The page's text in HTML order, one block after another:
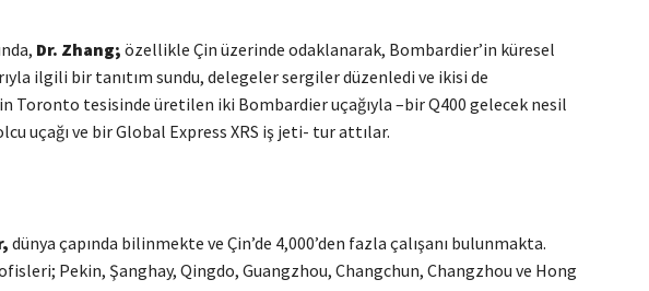
Dr. Zhang; özellikle Çin üzerinde odaklanarak, Bombardier’in küresel
ilgili bir tanıtım sundu, delegeler sergiler düzenledi ve ikisi de
Toronto tesisinde üretilen iki Bombardier uçağıyla –bir Q400 gelecek nesil
uçağı ve bir Global Express XRS iş jeti- tur attılar.
dünya çapında bilinmekte ve Çin’de 4,000’den fazla çalışanı bulunmakta.
Pekin, Şanghay, Qingdo, Guangzhou, Changchun, Changzhou ve Hong